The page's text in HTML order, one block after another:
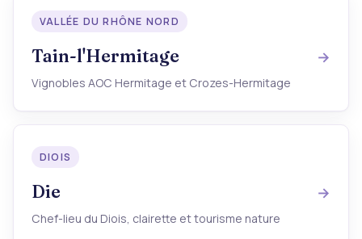
VALLÉE DU RHÔNE NORD
Tain-l'Hermitage
Vignobles AOC Hermitage et Crozes-Hermitage
DIOIS
Die
Chef-lieu du Diois, clairette et tourisme nature